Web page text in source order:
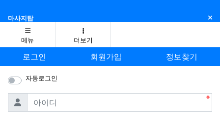
마사지탑 닫
메뉴 더보기
로그인 회원가입 정보찾기
자동로그인
아이디